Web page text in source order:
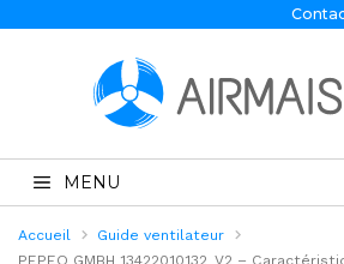
MENU
Accueil
Guide ventilateur
PEPEO GMBH 13422010132_V2 –